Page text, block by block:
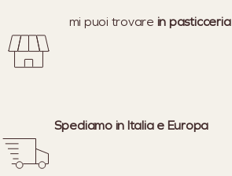
mi puoi trovare in pasticceria
Spediamo in Italia e Europa